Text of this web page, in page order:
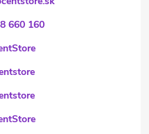
660 160